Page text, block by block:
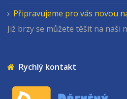
Připravujeme pro vás novou
Již brzy se můžete těšit na naši
Rychlý kontakt